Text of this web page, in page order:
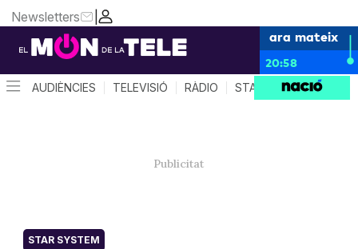
|
Newsletters
ara mateix
20:58
AUDIÈNCIES TELEVISIÓ RÀDIO STAR SYSTEM
STAR SYSTEM